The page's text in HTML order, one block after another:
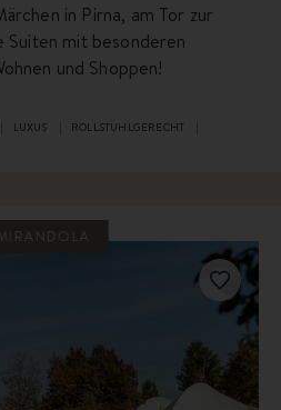
in Pirna, am Tor zur
Suiten mit besonderen
und Shoppen!
LUXUS
ROLLSTUHLGERECHT
MIRANDOLA